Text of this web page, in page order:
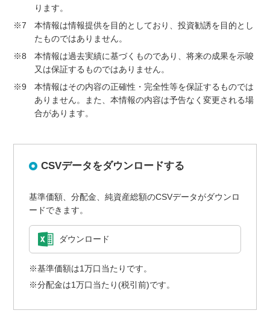
ります。
※7
本情報は情報提供を目的としており、投資勧誘を目的とし
たものではありません。
※8
本情報は過去実績に基づくものであり、将来の成果を示唆
又は保証するものではありません。
※9
本情報はその内容の正確性・完全性等を保証するものでは
ありません。また、本情報の内容は予告なく変更される場
合があります。
CSVデータをダウンロードする
基準価額、分配金、純資産総額のCSVデータがダウンロ
ードできます。
ダウンロード
※基準価額は1万口当たりです。
※分配金は1万口当たり(税引前)です。